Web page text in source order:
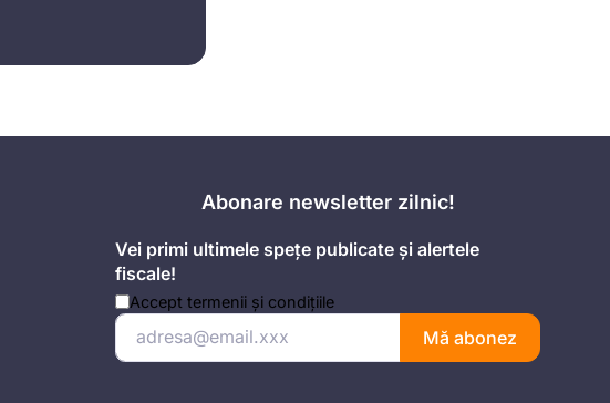
Abonare newsletter zilnic!
Vei primi ultimele spețe publicate și alertele
fiscale!
Accept termenii și condițiile
Mă abonez